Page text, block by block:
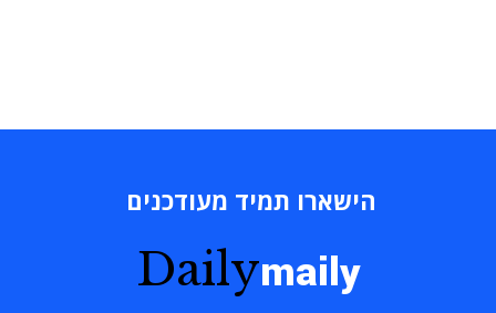
הישארו תמיד מעודכנים
Dailymaily